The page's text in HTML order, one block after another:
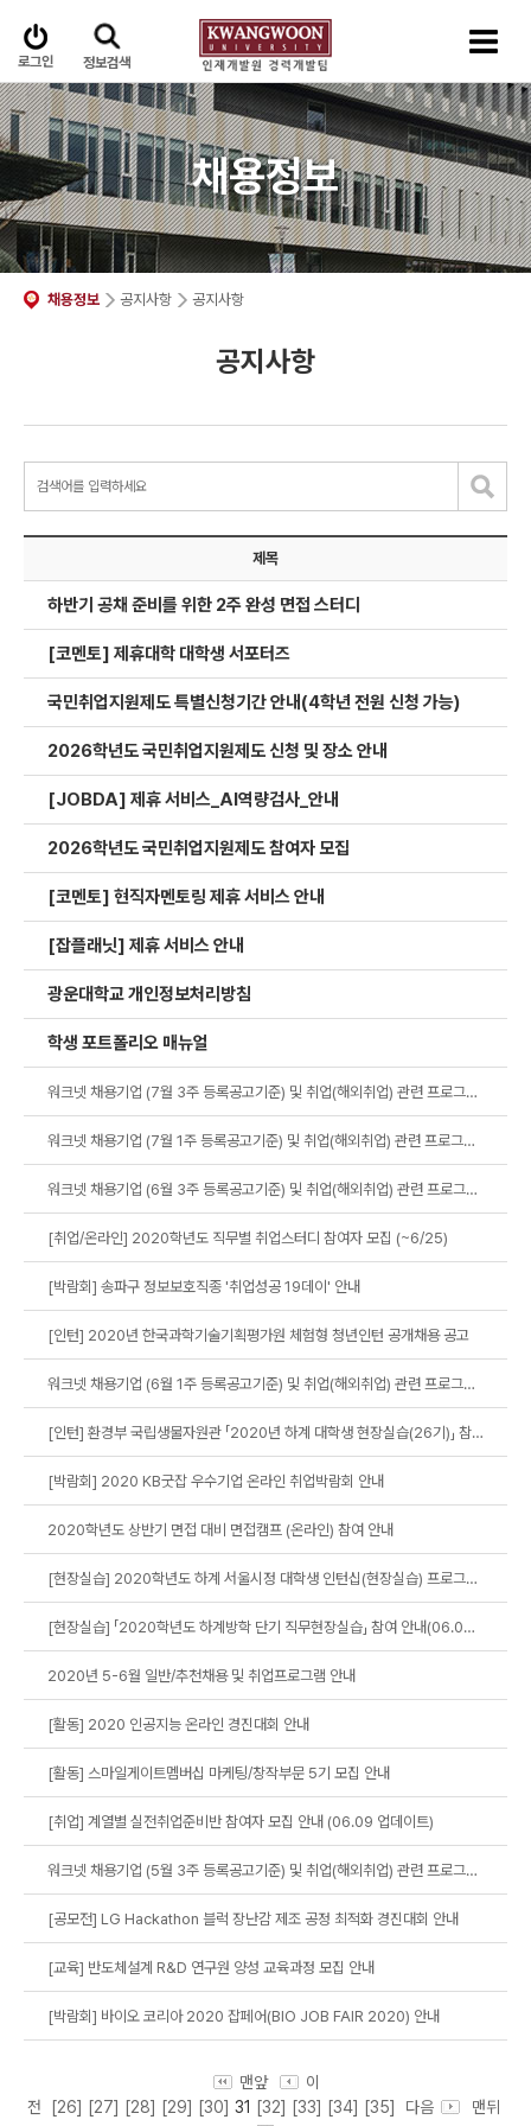
로그인 정보검색
채용정보
채용정보 공지사항 공지사항
공지사항
제목
하반기 공채 준비를 위한 2주 완성 면접 스터디
[코멘토] 제휴대학 대학생 서포터즈
국민취업지원제도 특별신청기간 안내(4학년 전원 신청 가능)
2026학년도 국민취업지원제도 신청 및 장소 안내
[JOBDA] 제휴 서비스_AI역량검사_안내
2026학년도 국민취업지원제도 참여자 모집​
[코멘토] 현직자멘토링 제휴 서비스 안내
[잡플래닛] 제휴 서비스 안내
광운대학교 개인정보처리방침
학생 포트폴리오 매뉴얼
워크넷 채용기업 (7월 3주 등록공고기준) 및 취업(해외취업) 관련 프로그램 (7월 4주~5주) 안내
워크넷 채용기업 (7월 1주 등록공고기준) 및 취업(해외취업) 관련 프로그램 (7월 2주~3주) 안내
워크넷 채용기업 (6월 3주 등록공고기준) 및 취업(해외취업) 관련 프로그램 (6월 4주~7월1주) 안내
[취업/온라인] 2020학년도 직무별 취업스터디 참여자 모집 (~6/25)
[박람회] 송파구 정보보호직종 '취업성공 19데이' 안내
[인턴] 2020년 한국과학기술기획평가원 체험형 청년인턴 공개채용 공고
워크넷 채용기업 (6월 1주 등록공고기준) 및 취업(해외취업) 관련 프로그램 (6월 2주~3주) 안내
[인턴] 환경부 국립생물자원관 「2020년 하계 대학생 현장실습(26기)」 참가자 모집 안내
[박람회] 2020 KB굿잡 우수기업 온라인 취업박람회 안내
2020학년도 상반기 면접 대비 면접캠프 (온라인) 참여 안내
[현장실습] 2020학년도 하계 서울시정 대학생 인턴십(현장실습) 프로그램 참여 안내
[현장실습] 「2020학년도 하계방학 단기 직무현장실습」 참여 안내(06.08 업데이트)
2020년 5-6월 일반/추천채용 및 취업프로그램 안내
[활동] 2020 인공지능 온라인 경진대회 안내
[활동] 스마일게이트멤버십 마케팅/창작부문 5기 모집 안내
[취업] 계열별 실전취업준비반 참여자 모집 안내 (06.09 업데이트)
워크넷 채용기업 (5월 3주 등록공고기준) 및 취업(해외취업) 관련 프로그램 (5월 4주~6월1주) 안내
[공모전] LG Hackathon 블럭 장난감 제조 공정 최적화 경진대회 안내
[교육] 반도체설계 R&D 연구원 양성 교육과정 모집 안내
[박람회] 바이오 코리아 2020 잡페어(BIO JOB FAIR 2020) 안내
맨앞
이
전
[26] [27] [28] [29] [30] 31 [32] [33] [34] [35] 다음 맨뒤